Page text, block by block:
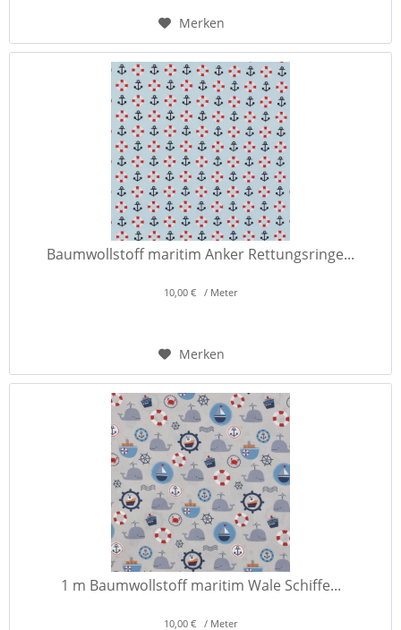
Merken
Baumwollstoff maritim Anker Rettungsringe...
10,00 € / Meter
Merken
1 m Baumwollstoff maritim Wale Schiffe...
10,00 € / Meter